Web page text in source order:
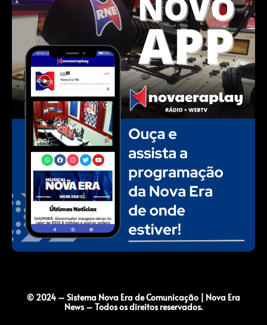
© 2024 – Sistema Nova Era de Comunicação | Nova Era
News – Todos os direitos reservados.